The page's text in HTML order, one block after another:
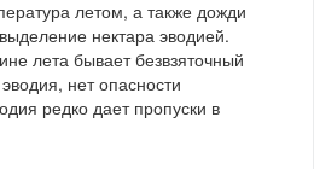
летом, а также дожди
нектара эводией.
лета бывает безвзяточный
нет опасности
редко дает пропуски в